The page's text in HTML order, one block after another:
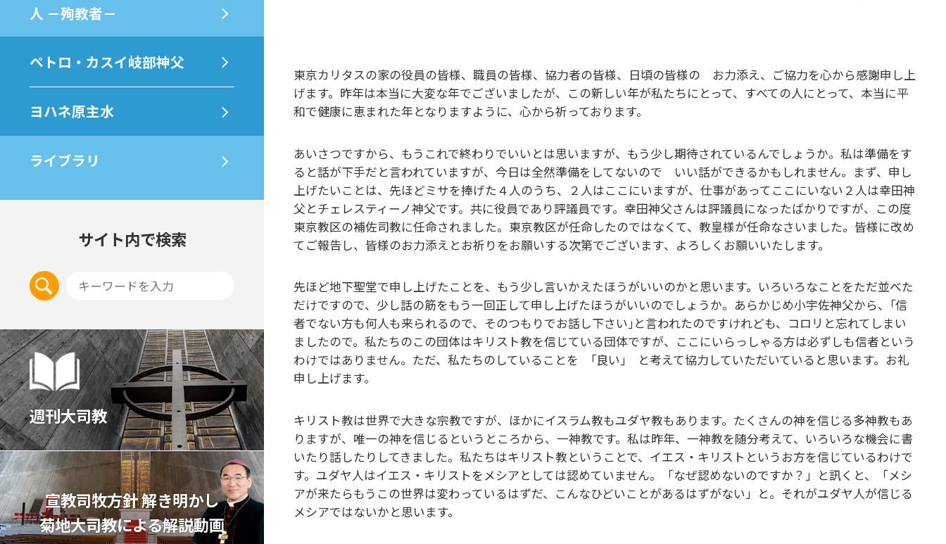
東京カリタスの家の役員の皆様、職員の皆様、協力者の皆様、日頃の皆様の お力添え、ご協力を心から感謝申し上
げます。昨年は本当に大変な年でございましたが、この新しい年が私たちにとって、すべての人にとって、本当に平
和で健康に恵まれた年となりますように、心から祈っております。
あいさつですから、もうこれで終わりでいいとは思いますが、もう少し期待されているんでしょうか。私は準備をす
ると話が下手だと言われていますが、今日は全然準備をしてないので いい話ができるかもしれません。まず、申し
上げたいことは、先ほどミサを捧げた４人のうち、２人はここにいますが、仕事があってここにいない２人は幸田神
父とチェレスティーノ神父です。共に役員であり評議員です。幸田神父さんは評議員になったばかりですが、この度
東京教区の補佐司教に任命されました。東京教区が任命したのではなくて、教皇様が任命なさいました。皆様に改め
てご報告し、皆様のお力添えとお祈りをお願いする次第でございます、よろしくお願いいたします。
先ほど地下聖堂で申し上げたことを、もう少し言いかえたほうがいいのかと思います。いろいろなことをただ並べた
だけですので、少し話の筋をもう一回正して申し上げたほうがいいのでしょうか。あらかじめ小宇佐神父から、｢信
者でない方も何人も来られるので、そのつもりでお話し下さい｣と言われたのですけれども、コロリと忘れてしまい
ましたので。私たちのこの団体はキリスト教を信じている団体ですが、ここにいらっしゃる方は必ずしも信者という
わけではありません。ただ、私たちのしていることを ｢良い｣ と考えて協力していただいていると思います。お礼
申し上げます。
キリスト教は世界で大きな宗教ですが、ほかにイスラム教もユダヤ教もあります。たくさんの神を信じる多神教もあ
りますが、唯一の神を信じるというところから、一神教です。私は昨年、一神教を随分考えて、いろいろな機会に書
いたり話したりしてきました。私たちはキリスト教ということで、イエス・キリストというお方を信じているわけで
す。ユダヤ人はイエス・キリストをメシアとしては認めていません。「なぜ認めないのですか？」と訊くと、「メシ
アが来たらもうこの世界は変わっているはずだ、こんなひどいことがあるはずがない」と。それがユダヤ人が信じる
メシアではないかと思います。
⼈ －殉教者－
ペトロ・カスイ岐部神父
ヨハネ原主水
ライブラリ
サイト内で検索
週刊大司教
宣教司牧⽅針 解き明かし
菊地⼤司教による解説動画